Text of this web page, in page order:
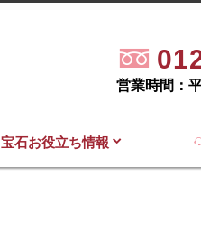
営業時間：
宝石お役立ち情報